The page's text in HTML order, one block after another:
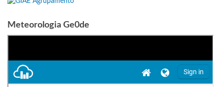
Meteorologia Ge0de